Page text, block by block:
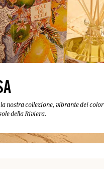
nostra collezione, vibrante dei
della Riviera.